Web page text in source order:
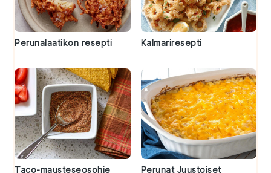
Perunalaatikon resepti Kalmariresepti
Taco-mausteseosohje
Perunat Juustoiset